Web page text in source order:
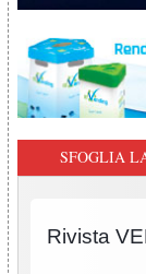
SFOGLIA